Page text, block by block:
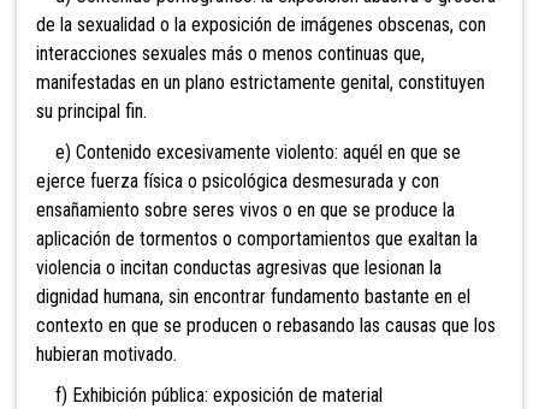
de la sexualidad o la exposición de imágenes obscenas, con
interacciones sexuales más o menos continuas que,
manifestadas en un plano estrictamente genital, constituyen
su principal fin.
e) Contenido excesivamente violento: aquél en que se
ejerce fuerza física o psicológica desmesurada y con
ensañamiento sobre seres vivos o en que se produce la
aplicación de tormentos o comportamientos que exaltan la
violencia o incitan conductas agresivas que lesionan la
dignidad humana, sin encontrar fundamento bastante en el
contexto en que se producen o rebasando las causas que los
hubieran motivado.
f) Exhibición pública: exposición de material